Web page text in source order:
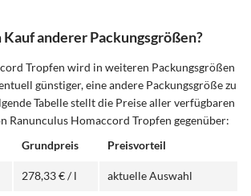
Kauf anderer Packungsgrößen?
Tropfen wird in weiteren Packungsgrößen
günstiger, eine andere Packungsgröße zu
Tabelle stellt die Preise aller verfügbaren
Ranunculus Homaccord Tropfen gegenüber:
Grundpreis Preisvorteil
278,33 € / l aktuelle Auswahl